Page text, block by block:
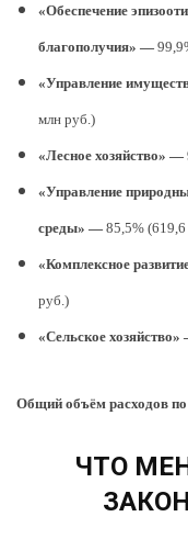
«Обеспечение
благополучия» —
«Управление
млн руб.)
«Лесное хозяйство» —
«Управление
среды» — 85,5%
«Комплексное
руб.)
«Сельское
Общий объём расходов
ЧТО